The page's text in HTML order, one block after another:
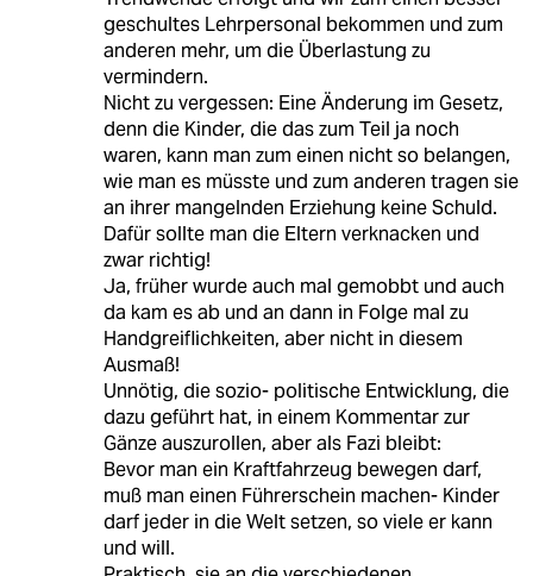
geschultes Lehrpersonal bekommen und zum
anderen mehr, um die Überlastung zu
vermindern.
Nicht zu vergessen: Eine Änderung im Gesetz,
denn die Kinder, die das zum Teil ja noch
waren, kann man zum einen nicht so belangen,
wie man es müsste und zum anderen tragen sie
an ihrer mangelnden Erziehung keine Schuld.
Dafür sollte man die Eltern verknacken und
zwar richtig!
Ja, früher wurde auch mal gemobbt und auch
da kam es ab und an dann in Folge mal zu
Handgreiflichkeiten, aber nicht in diesem
Ausmaß!
Unnötig, die sozio- politische Entwicklung, die
dazu geführt hat, in einem Kommentar zur
Gänze auszurollen, aber als Fazi bleibt:
Bevor man ein Kraftfahrzeug bewegen darf,
muß man einen Führerschein machen- Kinder
darf jeder in die Welt setzen, so viele er kann
und will.